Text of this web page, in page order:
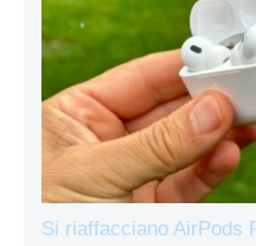
Si riaffacciano AirPods